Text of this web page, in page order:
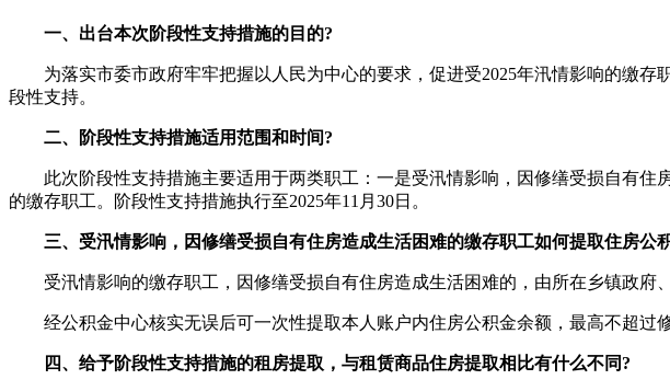
一、出台本次阶段性支持措施的目的?
为落实市委市政府牢牢把握以人民为中心的要求，促进受2025年汛情影响的缴存
段性支持。
二、阶段性支持措施适用范围和时间?
此次阶段性支持措施主要适用于两类职工：一是受汛情影响，因修缮受损自有住
的缴存职工。阶段性支持措施执行至2025年11月30日。
三、受汛情影响，因修缮受损自有住房造成生活困难的缴存职工如何提取住房公
受汛情影响的缴存职工，因修缮受损自有住房造成生活困难的，由所在乡镇政府
经公积金中心核实无误后可一次性提取本人账户内住房公积金余额，最高不超过
四、给予阶段性支持措施的租房提取，与租赁商品住房提取相比有什么不同?